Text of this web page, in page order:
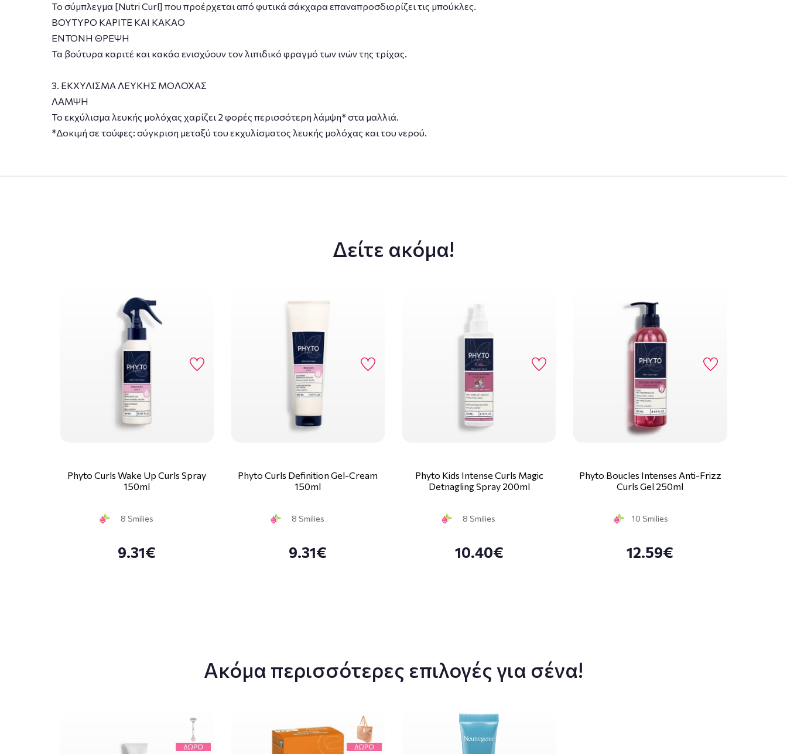
Το σύμπλεγμα [Nutri Curl] που προέρχεται από φυτικά σάκχαρα επαναπροσδιορίζει τις μπούκλες.
ΒΟΥΤΥΡΟ ΚΑΡΙΤΕ ΚΑΙ ΚΑΚΑΟ
ΕΝΤΟΝΗ ΘΡΕΨΗ
Τα βούτυρα καριτέ και κακάο ενισχύουν τον λιπιδικό φραγμό των ινών της τρίχας.
3. ΕΚΧΥΛΙΣΜΑ ΛΕΥΚΗΣ ΜΟΛΟΧΑΣ
ΛΑΜΨΗ
Το εκχύλισμα λευκής μολόχας χαρίζει 2 φορές περισσότερη λάμψη* στα μαλλιά.
*Δοκιμή σε τούφες: σύγκριση μεταξύ του εκχυλίσματος λευκής μολόχας και του νερού.
Δείτε ακόμα!
Phyto Curls Wake Up Curls Spray
150ml
8 Smilies
9.31€
Phyto Curls Definition Gel-Cream
150ml
8 Smilies
9.31€
Phyto Kids Intense Curls Magic
Detnagling Spray 200ml
8 Smilies
10.40€
Phyto Boucles Intenses Anti-Frizz
Curls Gel 250ml
10 Smilies
12.59€
Ακόμα περισσότερες επιλογές για σένα!